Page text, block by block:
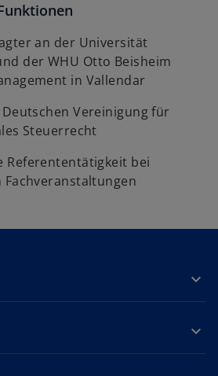
an der Universität
der WHU Otto Beisheim
in Vallendar
Vereinigung für
Steuerrecht
Referententätigkeit bei